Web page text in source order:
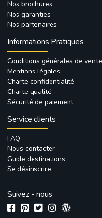
Nos brochures
Nos garanties
Nos partenaires
Informations Pratiques
Conditions générales de vente
Mentions légales
Charte confidentialité
Charte qualité
Sécurité de paiement
Service clients
FAQ
Nous contacter
Guide destinations
Se désinscrire
Suivez - nous